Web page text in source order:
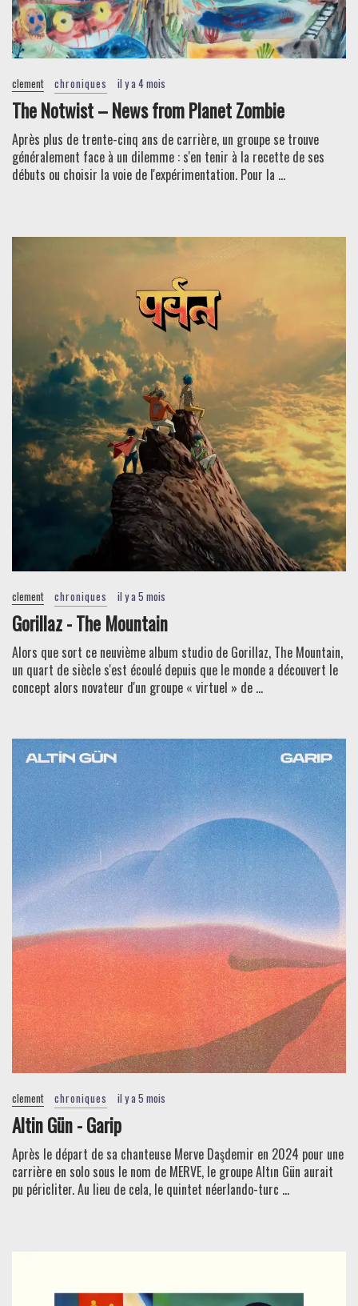
clement chroniques il y a 4 mois
The Notwist – News from Planet Zombie
Après plus de trente-cinq ans de carrière, un groupe se trouve
généralement face à un dilemme : s'en tenir à la recette de ses
débuts ou choisir la voie de l'expérimentation. Pour la ...
clement chroniques il y a 5 mois
Gorillaz - The Mountain
Alors que sort ce neuvième album studio de Gorillaz, The Mountain,
un quart de siècle s'est écoulé depuis que le monde a découvert le
concept alors novateur d'un groupe « virtuel » de ...
clement chroniques il y a 5 mois
Altin Gün - Garip
Après le départ de sa chanteuse Merve Daşdemir en 2024 pour une
carrière en solo sous le nom de MERVE, le groupe Altın Gün aurait
pu péricliter. Au lieu de cela, le quintet néerlando-turc ...